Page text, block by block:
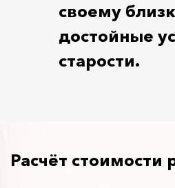
своему
достойные
старости.
Расчёт